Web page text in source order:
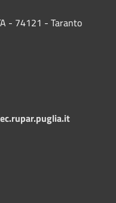
- 74121 - Taranto